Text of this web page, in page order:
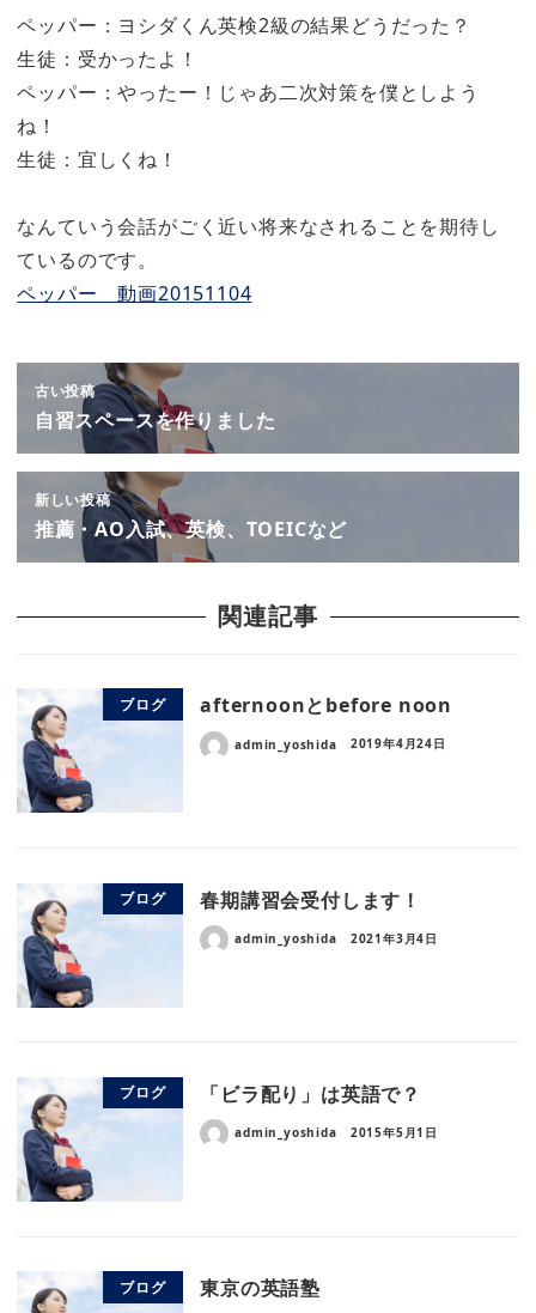
ペッパー：ヨシダくん英検2級の結果どうだった？
生徒：受かったよ！
ペッパー：やったー！じゃあ二次対策を僕としよう
ね！
生徒：宜しくね！
なんていう会話がごく近い将来なされることを期待し
ているのです。
ペッパー 動画20151104
古い投稿
自習スペースを作りました
新しい投稿
推薦・AO入試、英検、TOEICなど
関連記事
ブログ afternoonとbefore noon
admin_yoshida 2019年4月24日
ブログ 春期講習会受付します！
admin_yoshida 2021年3月4日
ブログ 「ビラ配り」は英語で？
admin_yoshida 2015年5月1日
ブログ 東京の英語塾